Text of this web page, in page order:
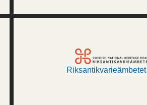
Riksantikvarieämbetet